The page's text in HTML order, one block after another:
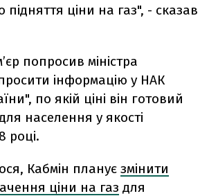
підняття ціни на газ", - сказав
попросив міністра
інформацію у НАК
по якій ціні він готовий
населення у якості
році.
Кабмін планує змінити
ціни на газ для